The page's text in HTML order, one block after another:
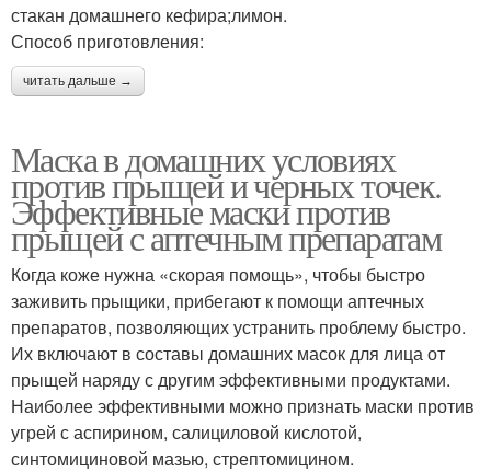
стакан домашнего кефира;лимон.
Способ приготовления:
читать дальше →
Маска в домашних условиях
против прыщей и черных точек.
Эффективные маски против
прыщей с аптечным препаратам
Когда коже нужна «скорая помощь», чтобы быстро
заживить прыщики, прибегают к помощи аптечных
препаратов, позволяющих устранить проблему быстро.
Их включают в составы домашних масок для лица от
прыщей наряду с другим эффективными продуктами.
Наиболее эффективными можно признать маски против
угрей с аспирином, салициловой кислотой,
синтомициновой мазью, стрептомицином.